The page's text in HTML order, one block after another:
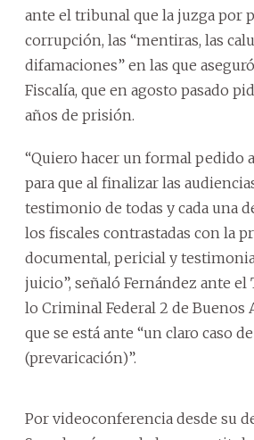
ante el tribunal que la juzga por
corrupción, las “mentiras, las
difamaciones” en las que
Fiscalía, que en agosto pasado
años de prisión.
“Quiero hacer un formal pedido
para que al finalizar las
testimonio de todas y cada una
los fiscales contrastadas con la
documental, pericial y
juicio”, señaló Fernández ante
lo Criminal Federal 2 de Buenos
que se está ante “un claro caso
(prevaricación)”.
Por videoconferencia desde su